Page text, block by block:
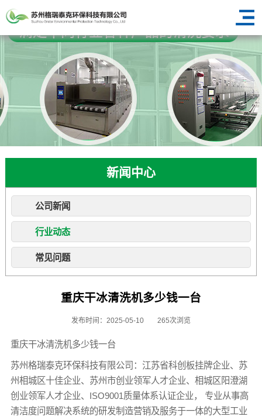
新闻中心
公司新闻
行业动态
常见问题
重庆干冰清洗机多少钱一台
发布时间：2025-05-10 265次浏览
重庆干冰清洗机多少钱一台
苏州格瑞泰克环保科技有限公司：江苏省科创板挂牌企业、苏
州相城区十佳企业、苏州市创业领军人才企业、相城区阳澄湖
创业领军人才企业、ISO9001质量体系认证企业， 专业从事高
清洁度问题解决系统的研发制造营销及服务于一体的大型工业